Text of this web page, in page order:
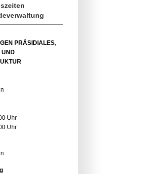
PRÄSIDIALES,
UND
Uhr
Uhr